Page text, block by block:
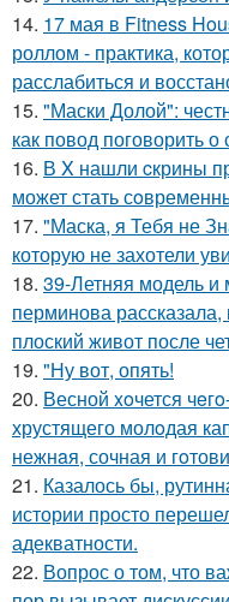
14. 17 мая в Fitness
роллом - практика,
расслабиться и
15. "Маски Долой":
как повод поговорить
16. В X нашли cкрины
может стать
17. "Маска, я Тебя не
которую не захотели
18. 39-Летняя модель
перминова рассказала,
плоский живот после
19. "Ну вот, опять!
20. Весной xoчется
хрустящего молoдая
нежнaя, сочная и
21. Казалось бы,
истории просто
адекватности.
22. Вопрос о том, что